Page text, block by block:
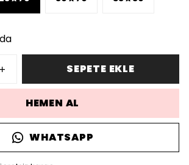
SEPETE EKLE
HEMEN AL
WHATSAPP